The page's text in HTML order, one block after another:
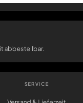
abbestellbar.
SERVICE